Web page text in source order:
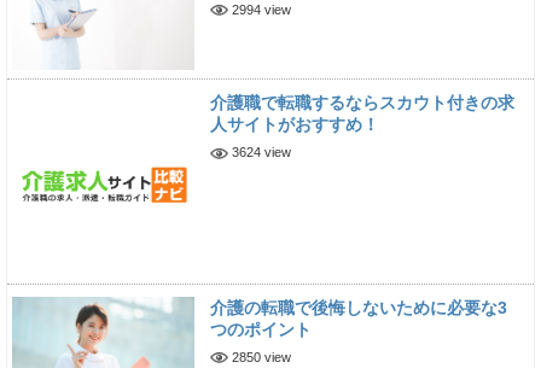
2994 view
介護職で転職するならスカウト付きの求
人サイトがおすすめ！
3624 view
介護の転職で後悔しないために必要な3
つのポイント
2850 view